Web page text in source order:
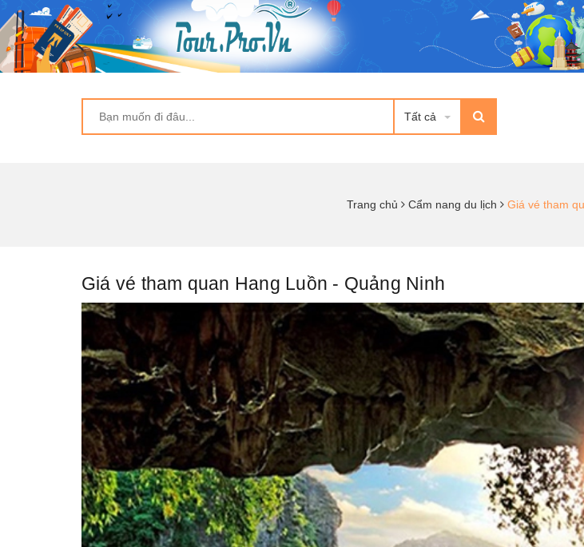
Tất cả
Trang chủ Cẩm nang du lịch Giá vé tham
Giá vé tham quan Hang Luồn - Quảng Ninh